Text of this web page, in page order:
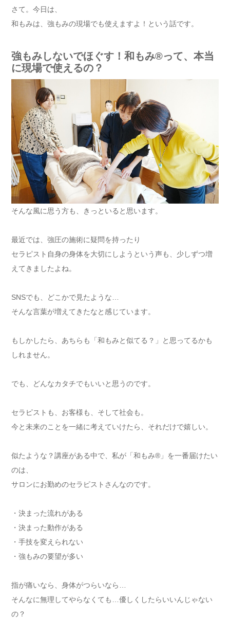
さて。今日は、
和もみは、強もみの現場でも使えますよ！という話です。
強もみしないでほぐす！和もみ®って、本当
に現場で使えるの？
そんな風に思う方も、きっといると思います。
最近では、強圧の施術に疑問を持ったり
セラピスト自身の身体を大切にしようという声も、少しずつ増
えてきましたよね。
SNSでも、どこかで見たような…
そんな言葉が増えてきたなと感じています。
もしかしたら、あちらも「和もみと似てる？」と思ってるかも
しれません。
でも、どんなカタチでもいいと思うのです。
セラピストも、お客様も、そして社会も。
今と未来のことを一緒に考えていけたら、それだけで嬉しい。
似たような？講座がある中で、私が「和もみ®」を一番届けたい
のは、
サロンにお勤めのセラピストさんなのです。
・決まった流れがある
・決まった動作がある
・手技を変えられない
・強もみの要望が多い
指が痛いなら、身体がつらいなら…
そんなに無理してやらなくても…優しくしたらいいんじゃない
の？